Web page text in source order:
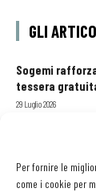
Per fornire le
come i cookie per
GLI
Sogemi
tessera
29 Luglio 2026
vacanze (o da
Pos, compagni
8 Luglio 2026